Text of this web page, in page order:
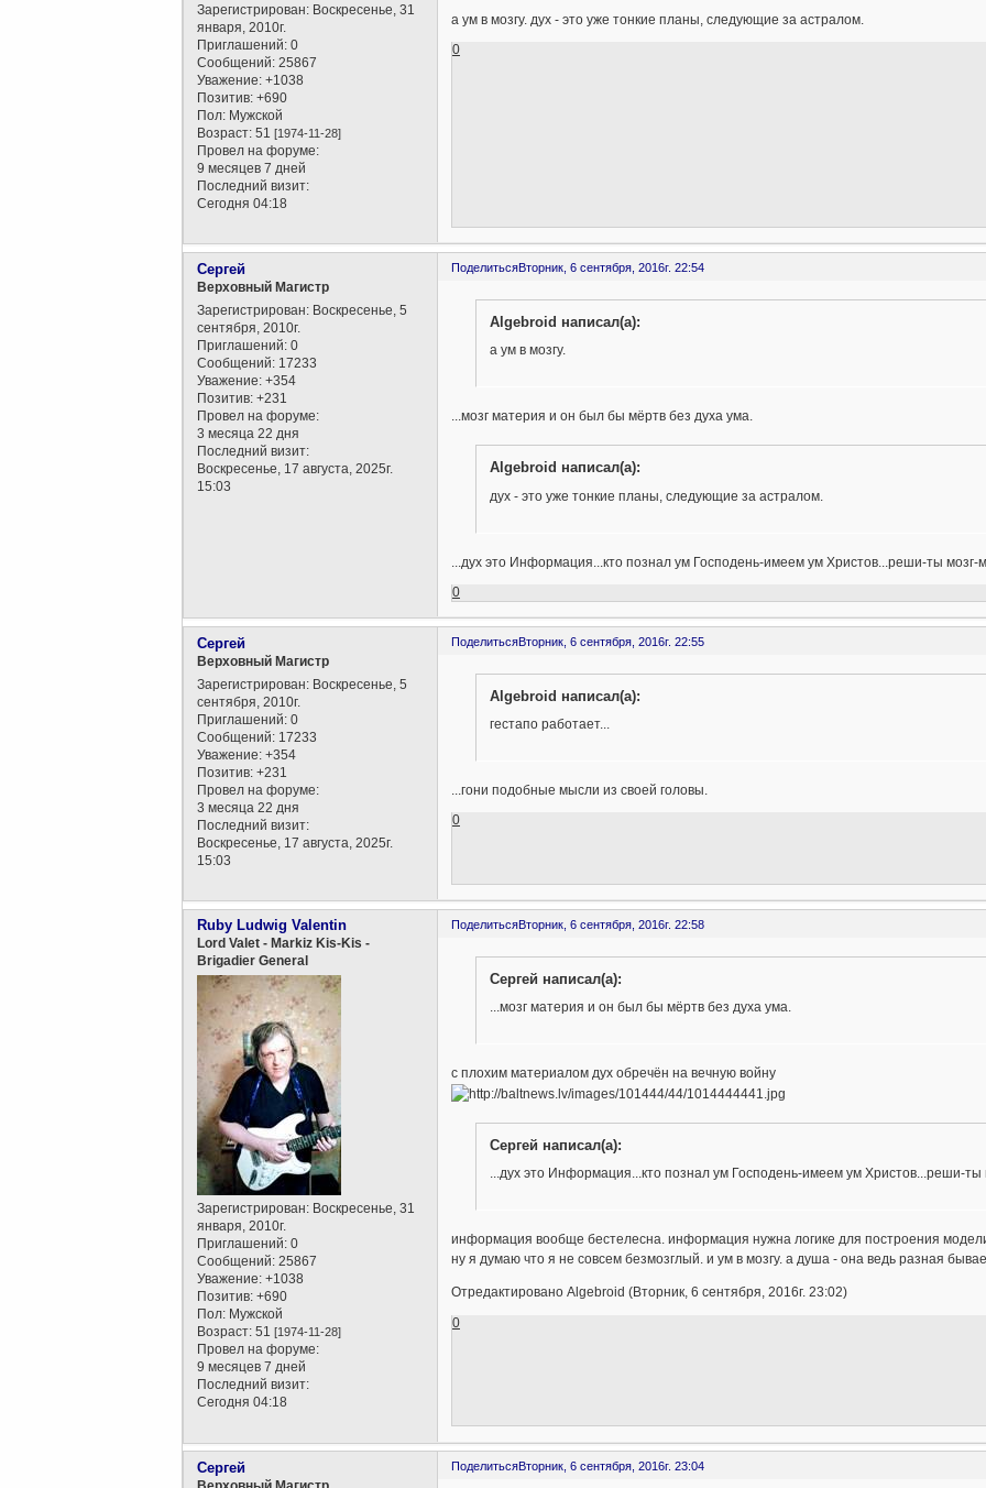
Зарегистрирован: Воскресенье, 31
января, 2010г.
Приглашений: 0
Сообщений: 25867
Уважение: +1038
Позитив: +690
Пол: Мужской
Возраст: 51[1974-11-28]
Провел на форуме:
9 месяцев 7 дней
Последний визит:
Сегодня 04:18
а ум в мозгу. дух - это уже тонкие планы, следующие за астралом.
0
ПоделитьсяВторник, 6 сентября, 2016г. 22:54
Сергей
Верховный Магистр
Зарегистрирован: Воскресенье, 5
сентября, 2010г.
Приглашений: 0
Сообщений: 17233
Уважение: +354
Позитив: +231
Провел на форуме:
3 месяца 22 дня
Последний визит:
Воскресенье, 17 августа, 2025г.
15:03
Algebroid написал(а):
а ум в мозгу.
...мозг материя и он был бы мёртв без духа ума.
Algebroid написал(а):
дух - это уже тонкие планы, следующие за астралом.
...дух это Информация...кто познал ум Господень-имеем ум Христов...реши-ты мозг-
0
ПоделитьсяВторник, 6 сентября, 2016г. 22:55
Сергей
Верховный Магистр
Зарегистрирован: Воскресенье, 5
сентября, 2010г.
Приглашений: 0
Сообщений: 17233
Уважение: +354
Позитив: +231
Провел на форуме:
3 месяца 22 дня
Последний визит:
Воскресенье, 17 августа, 2025г.
15:03
Algebroid написал(а):
гестапо работает...
...гони подобные мысли из своей головы.
0
ПоделитьсяВторник, 6 сентября, 2016г. 22:58
Ruby Ludwig Valentin
Lord Valet - Markiz Kis-Kis -
Brigadier General
Зарегистрирован: Воскресенье, 31
января, 2010г.
Приглашений: 0
Сообщений: 25867
Уважение: +1038
Позитив: +690
Пол: Мужской
Возраст: 51[1974-11-28]
Провел на форуме:
9 месяцев 7 дней
Последний визит:
Сегодня 04:18
Сергей написал(а):
...мозг материя и он был бы мёртв без духа ума.
с плохим материалом дух обречён на вечную войну
Сергей написал(а):
...дух это Информация...кто познал ум Господень-имеем ум Христов...реши-ты
информация вообще бестелесна. информация нужна логике для построения
ну я думаю что я не совсем безмозглый. и ум в мозгу. а душа - она ведь разная
Отредактировано Algebroid (Вторник, 6 сентября, 2016г. 23:02)
0
ПоделитьсяВторник, 6 сентября, 2016г. 23:04
Сергей